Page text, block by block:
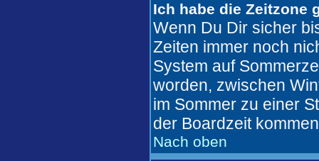
Ich habe die Zeitzone
Wenn Du Dir sicher
Zeiten immer noch
System auf
worden, zwischen
im Sommer zu einer
der Boardzeit
Nach oben